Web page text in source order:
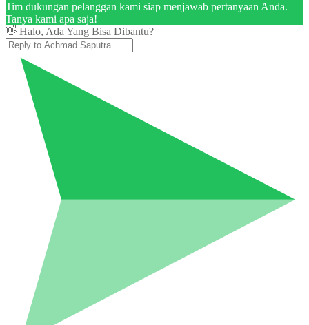
Tim dukungan pelanggan kami siap menjawab pertanyaan Anda.
Tanya kami apa saja!
👋 Halo, Ada Yang Bisa Dibantu?